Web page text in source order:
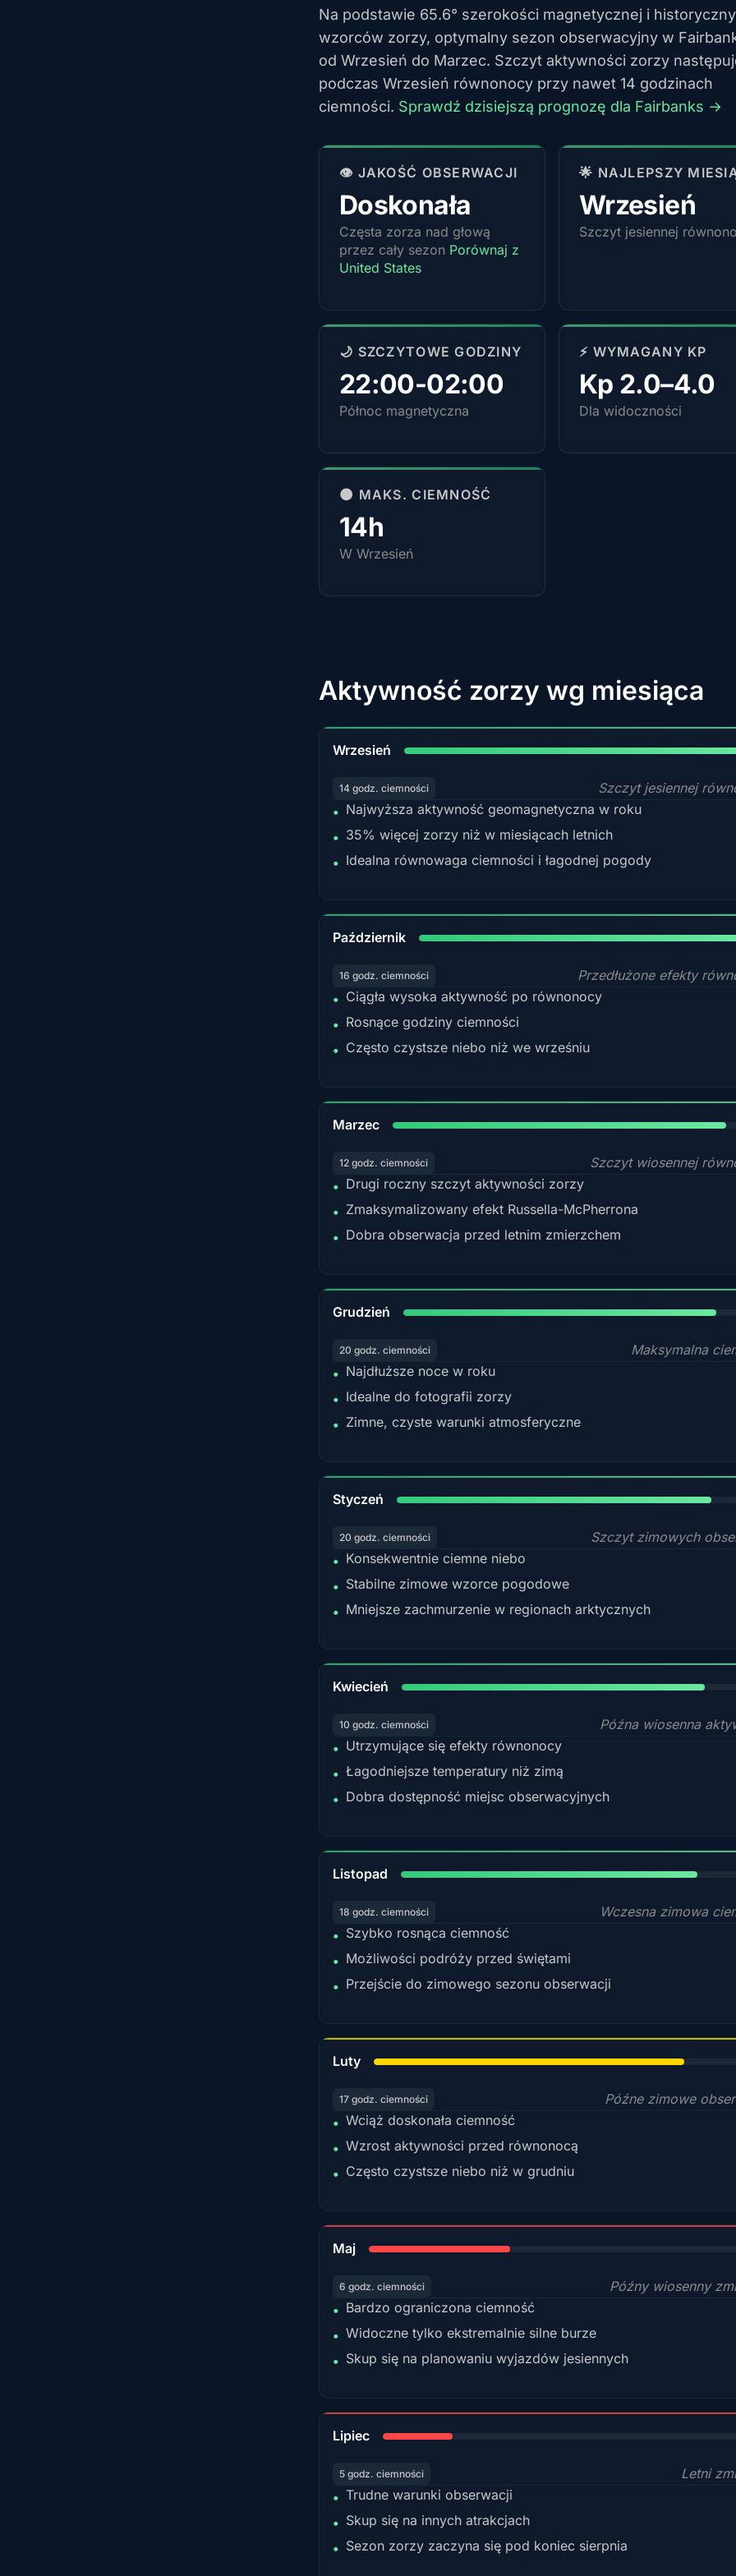
Na podstawie 65.6° szerokości magnetycznej i
wzorców zorzy, optymalny sezon obserwacyjny w
od Wrzesień do Marzec. Szczyt aktywności zorzy
podczas Wrzesień równonocy przy nawet 14 godzinach
ciemności. Sprawdź dzisiejszą prognozę dla Fairbanks →
👁️ JAKOŚĆ OBSERWACJI
Doskonała
Częsta zorza nad głową
przez cały sezon Porównaj z
United States
🌟 NAJLEPSZY
Wrzesień
Szczyt jesiennej
🌙 SZCZYTOWE GODZINY
22:00-02:00
Północ magnetyczna
⚡ WYMAGANY KP
Kp 2.0–4.0
Dla widoczności
🌑 MAKS. CIEMNOŚĆ
14h
W Wrzesień
Aktywność zorzy wg miesiąca
Wrzesień
14 godz. ciemności
Szczyt jesiennej
• Najwyższa aktywność geomagnetyczna w roku
• 35% więcej zorzy niż w miesiącach letnich
• Idealna równowaga ciemności i łagodnej pogody
Październik
16 godz. ciemności
Przedłużone efekty
• Ciągła wysoka aktywność po równonocy
• Rosnące godziny ciemności
• Często czystsze niebo niż we wrześniu
Marzec
12 godz. ciemności
Szczyt wiosennej
• Drugi roczny szczyt aktywności zorzy
• Zmaksymalizowany efekt Russella-McPherrona
• Dobra obserwacja przed letnim zmierzchem
Grudzień
20 godz. ciemności
Maksymalna
• Najdłuższe noce w roku
• Idealne do fotografii zorzy
• Zimne, czyste warunki atmosferyczne
Styczeń
20 godz. ciemności
Szczyt zimowych
• Konsekwentnie ciemne niebo
• Stabilne zimowe wzorce pogodowe
• Mniejsze zachmurzenie w regionach arktycznych
Kwiecień
10 godz. ciemności
Późna wiosenna
• Utrzymujące się efekty równonocy
• Łagodniejsze temperatury niż zimą
• Dobra dostępność miejsc obserwacyjnych
Listopad
18 godz. ciemności
Wczesna zimowa
• Szybko rosnąca ciemność
• Możliwości podróży przed świętami
• Przejście do zimowego sezonu obserwacji
Luty
17 godz. ciemności
Późne zimowe
• Wciąż doskonała ciemność
• Wzrost aktywności przed równonocą
• Często czystsze niebo niż w grudniu
Maj
6 godz. ciemności
Późny wiosenny
• Bardzo ograniczona ciemność
• Widoczne tylko ekstremalnie silne burze
• Skup się na planowaniu wyjazdów jesiennych
Lipiec
5 godz. ciemności
Letni
• Trudne warunki obserwacji
• Skup się na innych atrakcjach
• Sezon zorzy zaczyna się pod koniec sierpnia